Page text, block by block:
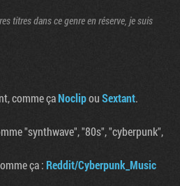
titres dans ce genre en réserve, je suis
comme çaNoclipouSextant.
"synthwave", "80s", "cyberpunk",
ça :Reddit/Cyberpunk_Music